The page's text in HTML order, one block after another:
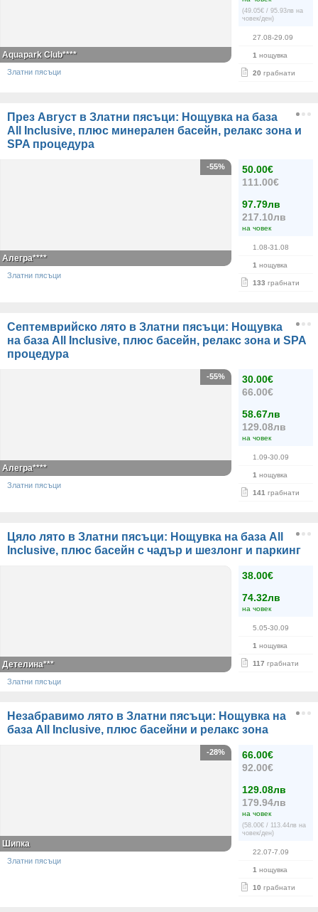
(49.05€ / 95.93лв на
човек/ден)
27.08-29.09
1 нощувка
20 грабнати
Aquapark Club****
Златни пясъци
През Август в Златни пясъци: Нощувка на база
All Inclusive, плюс минерален басейн, релакс зона и
SPA процедура
50.00€
111.00€
97.79лв
217.10лв
на човек
1.08-31.08
1 нощувка
133 грабнати
-55%
Алегра****
Златни пясъци
Септемврийско лято в Златни пясъци: Нощувка
на база All Inclusive, плюс басейн, релакс зона и SPA
процедура
30.00€
66.00€
58.67лв
129.08лв
на човек
1.09-30.09
1 нощувка
141 грабнати
-55%
Алегра****
Златни пясъци
Цяло лято в Златни пясъци: Нощувка на база All
Inclusive, плюс басейн с чадър и шезлонг и паркинг
38.00€
74.32лв
на човек
5.05-30.09
1 нощувка
117 грабнати
Детелина***
Златни пясъци
Незабравимо лято в Златни пясъци: Нощувка на
база All Inclusive, плюс басейни и релакс зона
66.00€
92.00€
129.08лв
179.94лв
на човек
(58.00€ / 113.44лв на
човек/ден)
22.07-7.09
1 нощувка
10 грабнати
-28%
Шипка
Златни пясъци